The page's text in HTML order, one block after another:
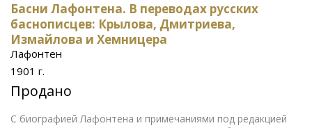
Басни Лафонтена. В переводах русских
баснописцев: Крылова, Дмитриева,
Измайлова и Хемницера
Лафонтен
1901 г.
Продано
С биографией Лафонтена и примечаниями под редакцией